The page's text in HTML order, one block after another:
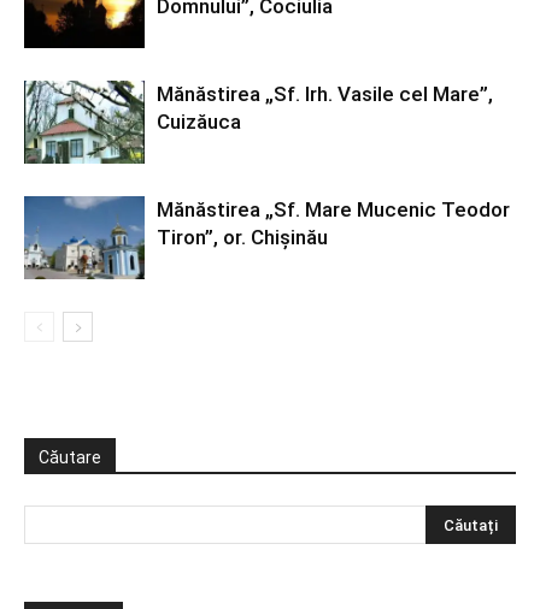
Domnului”, Cociulia
Mănăstirea „Sf. Irh. Vasile cel Mare”,
Cuizăuca
Mănăstirea „Sf. Mare Mucenic Teodor
Tiron”, or. Chişinău
Căutare